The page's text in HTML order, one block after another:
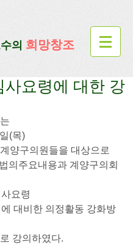
의 희망창조
사요령에 대한 강
(목)
양구의원들을 대상으로
의주요내용과 계양구의회
요령
대비한 의정활동 강화방
강의하였다.